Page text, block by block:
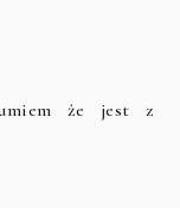
że jest z